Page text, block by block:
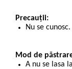
Precauții:
Nu se cunosc.
Mod de
A nu se lasa